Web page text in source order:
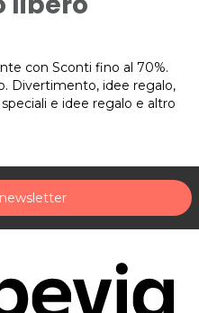
con Sconti fino al 70%.
Divertimento, idee regalo,
e idee regalo e altro
newsletter